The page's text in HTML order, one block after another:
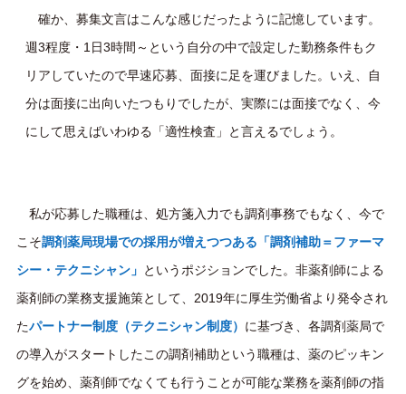
確か、募集文言はこんな感じだったように記憶しています。
週3程度・1日3時間～という自分の中で設定した勤務条件もク
リアしていたので早速応募、面接に足を運びました。いえ、自
分は面接に出向いたつもりでしたが、実際には面接でなく、今
にして思えばいわゆる「適性検査」と言えるでしょう。
私が応募した職種は、処方箋入力でも調剤事務でもなく、今で
こそ調剤薬局現場での採用が増えつつある「調剤補助＝ファーマ
シー・テクニシャン」 というポジションでした。 非薬剤師による
薬剤師の業務支援施策として、2019年に厚生労働省より発令され
たパートナー制度（テクニシャン制度） に基づき、各調剤薬局で
の導入がスタートしたこの調剤補助という職種は、薬のピッキン
グを始め、薬剤師でなくても行うことが可能な業務を薬剤師の指